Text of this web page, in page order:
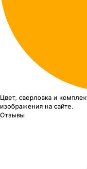
Цвет, сверловка и
изображения на сайте.
Отзывы